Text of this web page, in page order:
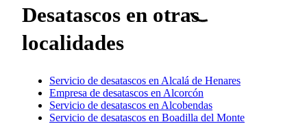
Desatascos en otras
localidades
Servicio de desatascos en Alcalá de Henares
Empresa de desatascos en Alcorcón
Servicio de desatascos en Alcobendas
Servicio de desatascos en Boadilla del Monte